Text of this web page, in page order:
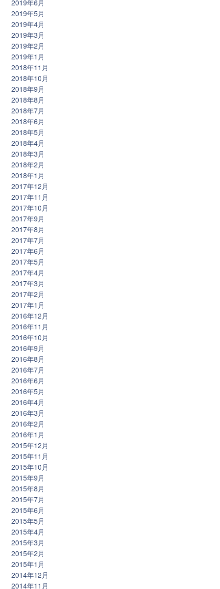
2019年6月
2019年5月
2019年4月
2019年3月
2019年2月
2019年1月
2018年11月
2018年10月
2018年9月
2018年8月
2018年7月
2018年6月
2018年5月
2018年4月
2018年3月
2018年2月
2018年1月
2017年12月
2017年11月
2017年10月
2017年9月
2017年8月
2017年7月
2017年6月
2017年5月
2017年4月
2017年3月
2017年2月
2017年1月
2016年12月
2016年11月
2016年10月
2016年9月
2016年8月
2016年7月
2016年6月
2016年5月
2016年4月
2016年3月
2016年2月
2016年1月
2015年12月
2015年11月
2015年10月
2015年9月
2015年8月
2015年7月
2015年6月
2015年5月
2015年4月
2015年3月
2015年2月
2015年1月
2014年12月
2014年11月